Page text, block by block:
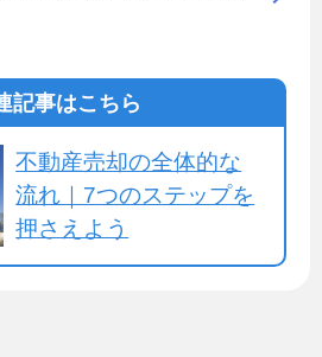
記事はこちら
不動産売却の全体的な
流れ｜7つのステップを
押さえよう